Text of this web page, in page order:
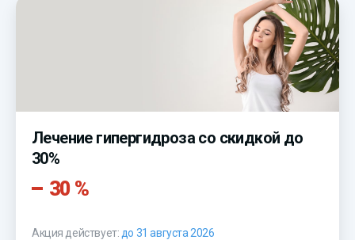
Лечение гипергидроза со скидкой до
30%
30 %
Акция действует: до 31 августа 2026